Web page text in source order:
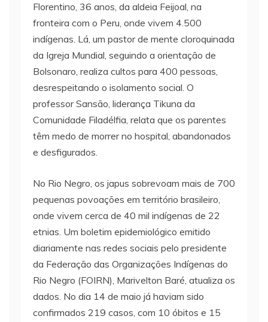
Florentino, 36 anos, da aldeia Feijoal, na
fronteira com o Peru, onde vivem 4.500
indígenas. Lá, um pastor de mente cloroquinada
da Igreja Mundial, seguindo a orientação de
Bolsonaro, realiza cultos para 400 pessoas,
desrespeitando o isolamento social. O
professor Sansão, liderança Tikuna da
Comunidade Filadélfia, relata que os parentes
têm medo de morrer no hospital, abandonados
e desfigurados.
No Rio Negro, os japus sobrevoam mais de 700
pequenas povoações em território brasileiro,
onde vivem cerca de 40 mil indígenas de 22
etnias. Um boletim epidemiológico emitido
diariamente nas redes sociais pelo presidente
da Federação das Organizações Indígenas do
Rio Negro (FOIRN), Marivelton Baré, atualiza os
dados. No dia 14 de maio já haviam sido
confirmados 219 casos, com 10 óbitos e 15